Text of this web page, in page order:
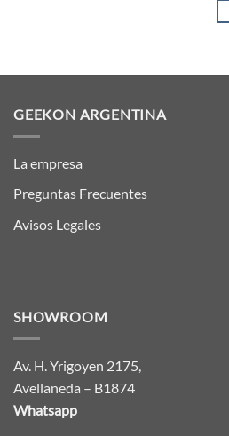
GEEKON ARGENTINA
La empresa
Preguntas Frecuentes
Avisos Legales
SHOWROOM
Av. H. Yrigoyen 2175,
Avellaneda – B1874
Whatsapp